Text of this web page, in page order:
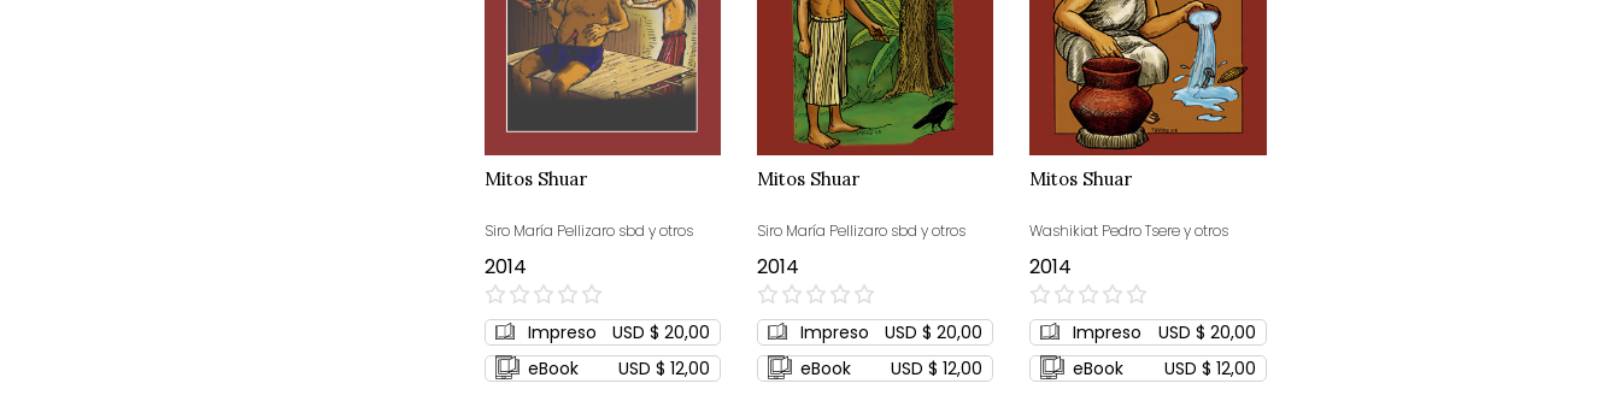
Mitos Shuar
Siro María Pellizaro sbd y otros
2014
0%
Impreso
USD $ 20,00
eBook
USD $ 12,00
Mitos Shuar
Siro María Pellizaro sbd y otros
2014
0%
Impreso
USD $ 20,00
eBook
USD $ 12,00
Mitos Shuar
Washikiat Pedro Tsere y otros
2014
0%
Impreso
USD $ 20,00
eBook
USD $ 12,00